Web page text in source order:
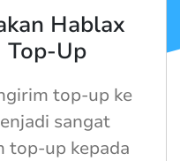
Hablax
Up
top-up ke
sangat
top-up kepada